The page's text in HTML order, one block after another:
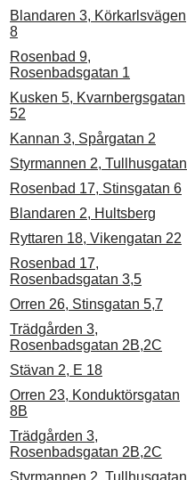
Blandaren 3, Körkarlsvägen
8
Rosenbad 9,
Rosenbadsgatan 1
Kusken 5, Kvarnbergsgatan
52
Kannan 3, Spårgatan 2
Styrmannen 2, Tullhusgatan
Rosenbad 17, Stinsgatan 6
Blandaren 2, Hultsberg
Ryttaren 18, Vikengatan 22
Rosenbad 17,
Rosenbadsgatan 3,5
Orren 26, Stinsgatan 5,7
Trädgården 3,
Rosenbadsgatan 2B,2C
Stävan 2, E 18
Orren 23, Konduktörsgatan
8B
Trädgården 3,
Rosenbadsgatan 2B,2C